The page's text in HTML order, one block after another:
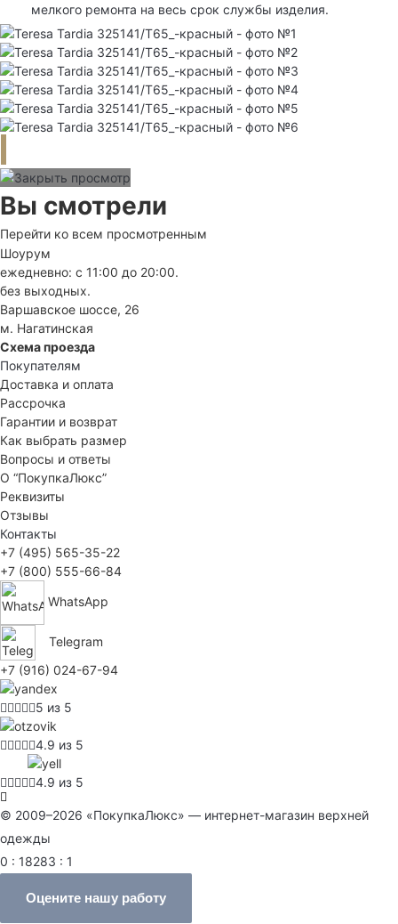
мелкого ремонта на весь срок службы изделия.
Вы смотрели
Перейти ко всем просмотренным
Шоурум
ежедневно: с 11:00 до 20:00.
без выходных.
Варшавское шоссе, 26
м. Нагатинская
Схема проезда
Покупателям
Доставка и оплата
Рассрочка
Гарантии и возврат
Как выбрать размер
Вопросы и ответы
О “ПокупкаЛюкс”
Реквизиты
Отзывы
Контакты
+7 (495) 565-35-22
+7 (800) 555-66-84
WhatsApp
Telegram
+7 (916) 024-67-94
5 из 5
4.9 из 5
4.9 из 5
© 2009–2026 «ПокупкаЛюкс» — интернет-магазин верхней
одежды
0 : 18283 : 1
Оцените нашу работу